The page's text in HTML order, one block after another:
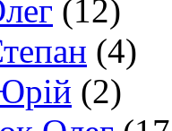
(12)
(4)
(2)